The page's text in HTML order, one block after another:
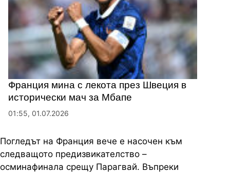
Франция мина с лекота през Швеция в
исторически мач за Мбапе
01:55, 01.07.2026
Погледът на Франция вече е насочен към
следващото предизвикателство –
осминафинала срещу Парагвай. Въпреки